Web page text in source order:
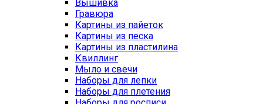
Вышивка
Гравюра
Картины из пайеток
Картины из песка
Картины из пластилина
Квиллинг
Мыло и свечи
Наборы для лепки
Наборы для плетения